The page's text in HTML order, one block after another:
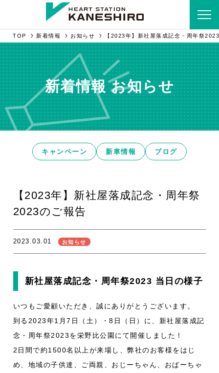
TOP 新着情報 お知らせ 【2023年】新社屋落成記念・周年祭
新着情報 お知らせ
キャンペーン 新車情報 ブログ
【2023年】新社屋落成記念・周年祭
2023のご報告
2023.03.01 お知らせ
新社屋落成記念・周年祭2023 当日の様子
いつもご愛顧いただき、誠にありがとうございます。
到る2023年1月7日（土）・8日（日）に、新社屋落成記
念・周年祭2023を栄野比公園にて開催しました！
2日間で約1500名以上が来場し、弊社のお客様をはじ
め、地域の子供達、ご両親、おじーちゃん、おばーちゃ